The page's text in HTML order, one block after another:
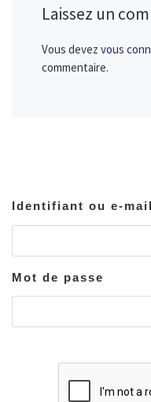
Laissez un
Vous devez vous
commentaire.
Identifiant ou e-mail
Mot de passe